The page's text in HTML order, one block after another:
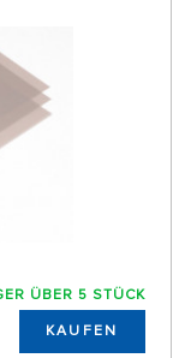
ÜBER 5 STÜCK
KAUFEN